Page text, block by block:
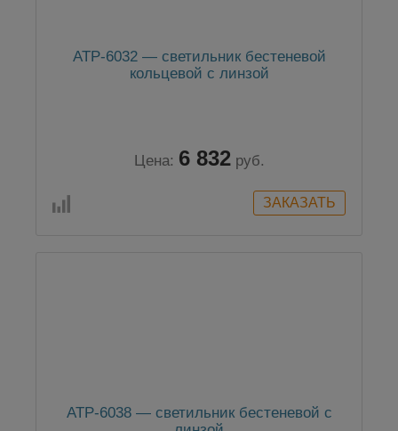
АТР-6032 — светильник бестеневой
кольцевой с линзой
Цена: 6 832 руб.
АТР-6038 — светильник бестеневой с